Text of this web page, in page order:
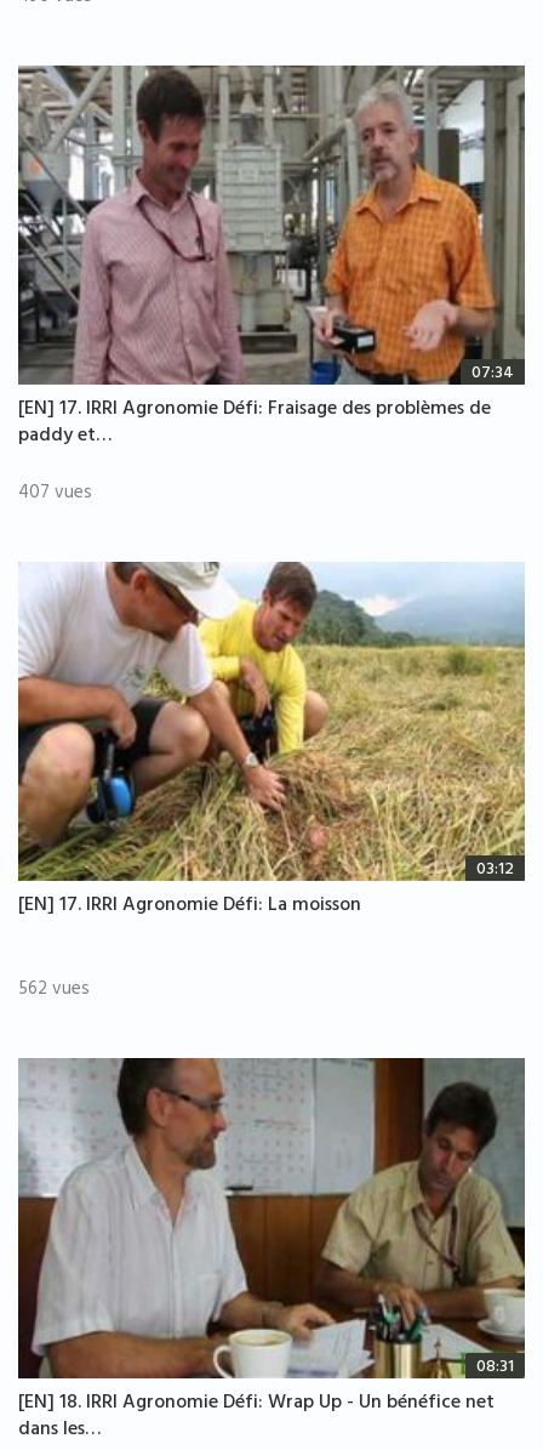
07:34
[EN] 17. IRRI Agronomie Défi: Fraisage des problèmes de
paddy et…
407 vues
03:12
[EN] 17. IRRI Agronomie Défi: La moisson
562 vues
08:31
[EN] 18. IRRI Agronomie Défi: Wrap Up - Un bénéfice net
dans les…